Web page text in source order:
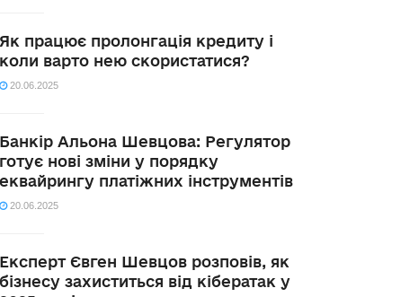
Як працює пролонгація кредиту і
коли варто нею скористатися?
20.06.2025
Банкір Альона Шевцова: Регулятор
готує нові зміни у порядку
еквайрингу платіжних інструментів
20.06.2025
Експерт Євген Шевцов розповів, як
бізнесу захиститься від кібератак у